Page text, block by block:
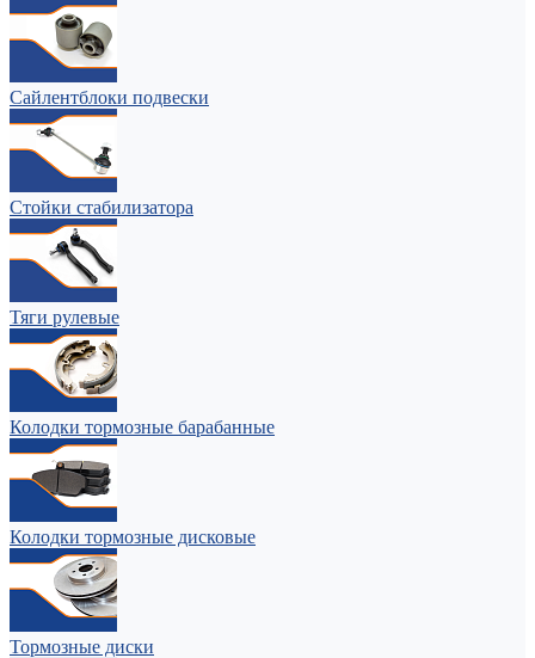
Сайлентблоки подвески
Стойки стабилизатора
Тяги рулевые
Колодки тормозные барабанные
Колодки тормозные дисковые
Тормозные диски